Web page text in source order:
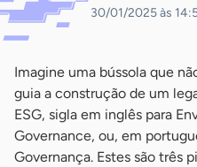
30/01/2025 às
Imagine uma bússola que
guia a construção de um
ESG, sigla em inglês para
Governance, ou, em
Governança. Estes são três